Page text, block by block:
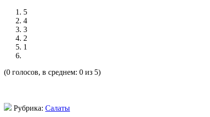
5
4
3
2
1
(0 голосов, в среднем: 0 из 5)
Рубрика: Салаты